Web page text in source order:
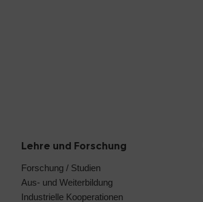
Lehre und Forschung
Forschung / Studien
Aus- und Weiterbildung
Industrielle Kooperationen